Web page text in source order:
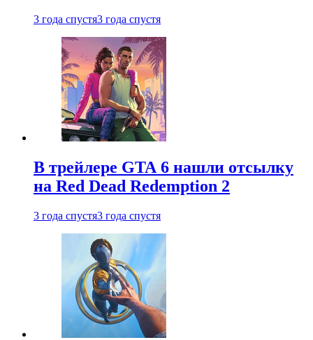
3 года спустя3 года спустя
В трейлере GTA 6 нашли отсылку
на Red Dead Redemption 2
3 года спустя3 года спустя